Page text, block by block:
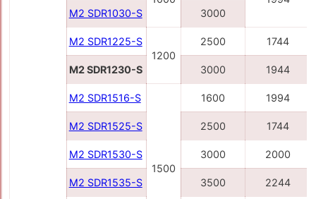
M2 SDR1030-S
3000
M2 SDR1225-S
1200
2500 1744
M2 SDR1230-S 3000 1944
M2 SDR1516-S
1500
1600 1994
M2 SDR1525-S 2500 1744
M2 SDR1530-S 3000 2000
M2 SDR1535-S 3500 2244